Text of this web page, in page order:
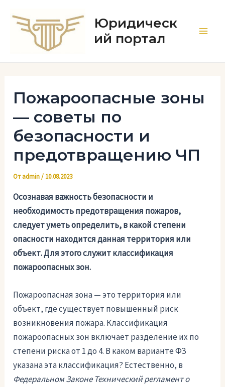
содержимому
Юридическ
ий портал
Пожароопасные зоны
— советы по
безопасности и
предотвращению ЧП
Отadmin/ 10.08.2023
Осознавая важность безопасности и
необходимость предотвращения пожаров,
следует уметь определить, в какой степени
опасности находится данная территория или
объект. Для этого служит классификация
пожароопасных зон.
Пожароопасная зона — это территория или
объект, где существует повышенный риск
возникновения пожара. Классификация
пожароопасных зон включает разделение их по
степени риска от 1 до 4. В каком варианте ФЗ
указана эта классификация? Естественно, в
Федеральном Законе Технический регламент о